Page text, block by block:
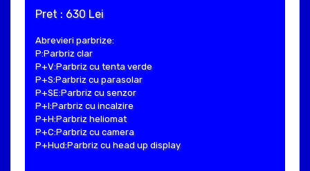
Pret : 630 Lei
Abrevieri parbrize:
P:Parbriz clar
P+V:Parbriz cu tenta verde
P+S:Parbriz cu parasolar
P+SE:Parbriz cu senzor
P+I:Parbriz cu incalzire
P+H:Parbriz heliomat
P+C:Parbriz cu camera
P+Hud:Parbriz cu head up display